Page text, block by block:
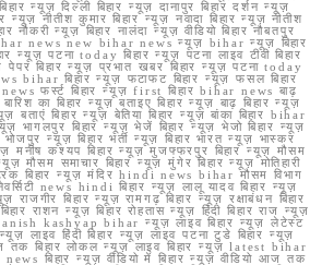
न्यूज़ दिल्ली बिहार न्यूज़ दानापुर बिहार दर्शन न्यूज़
न्यूज़ नीतीश कुमार बिहार न्यूज़ नवादा बिहार न्यूज़ नीतीश
नौकरी न्यूज़ बिहार नालंदा न्यूज़ वीडियो बिहार नौबतपुर
news new bihar news न्यूज़ bihar न्यूज़ बिहार
न्यूज़ पटना today बिहार न्यूज़ पटना लाइव टीवी बिहार
पेपर बिहार न्यूज़ प्रभात खबर बिहार न्यूज़ पटना today
bihar बिहार न्यूज़ फटाफट बिहार न्यूज़ फसल बिहार
फर्स्ट बिहार न्यूज़ first बिहार bihar news बाढ़
का बिहार न्यूज़ बताइए बिहार न्यूज़ बाढ़ बिहार न्यूज़
बताएं बिहार न्यूज़ बेतिया बिहार न्यूज़ बांका बिहार bihar
भागलपुर बिहार न्यूज़ भेजें बिहार न्यूज़ भेजो बिहार न्यूज़
भोजपुर न्यूज़ बिहार भर्ती न्यूज़ बिहार भारत न्यूज़ भास्कर
मनीष कश्यप बिहार न्यूज़ मुजफ्फरपुर बिहार न्यूज़ मौसम
मौसम समाचार बिहार न्यूज़ मुंगेर बिहार न्यूज़ मोतिहारी
बिहार न्यूज़ मंदिर hindi news bihar मौसम विभाग
news hindi बिहार न्यूज़ लालू यादव बिहार न्यूज़
राजगीर बिहार न्यूज़ रामगढ़ बिहार न्यूज़ रक्षाबंधन बिहार
राशन न्यूज़ बिहार रोहतास न्यूज़ हिंदी बिहार राज न्यूज़
kashyap bihar न्यूज़ लाइव बिहार न्यूज़ लेटेस्ट
न्यूज़ लाइव हिंदी बिहार न्यूज़ लाइव पटना टुडे बिहार न्यूज़
तक बिहार लोकल न्यूज़ लाइव बिहार न्यूज़ latest bihar
बिहार न्यूज़ वीडियो में बिहार न्यूज़ वीडियो आज तक